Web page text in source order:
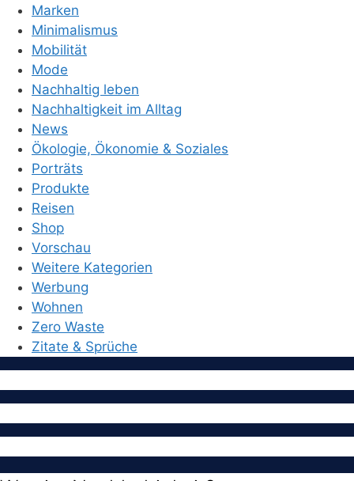
Marken
Minimalismus
Mobilität
Mode
Nachhaltig leben
Nachhaltigkeit im Alltag
News
Ökologie, Ökonomie & Soziales
Porträts
Produkte
Reisen
Shop
Vorschau
Weitere Kategorien
Werbung
Wohnen
Zero Waste
Zitate & Sprüche